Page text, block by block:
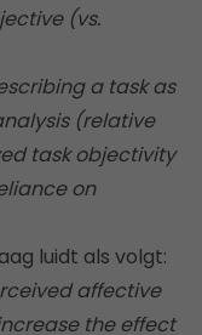
(vs.
a task as
(relative
task objectivity
on
luidt als volgt:
affective
the effect